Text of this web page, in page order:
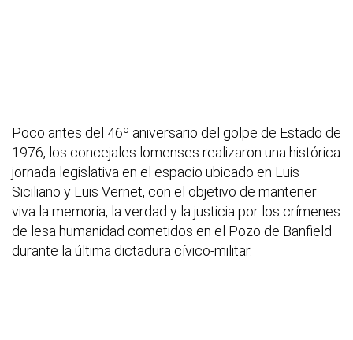
Poco antes del 46º aniversario del golpe de Estado de
1976, los concejales lomenses realizaron una histórica
jornada legislativa en el espacio ubicado en Luis
Siciliano y Luis Vernet, con el objetivo de mantener
viva la memoria, la verdad y la justicia por los crímenes
de lesa humanidad cometidos en el Pozo de Banfield
durante la última dictadura cívico-militar.